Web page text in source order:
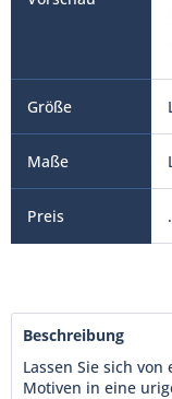
.
Beschreibung
Lassen Sie sich
Motiven in eine